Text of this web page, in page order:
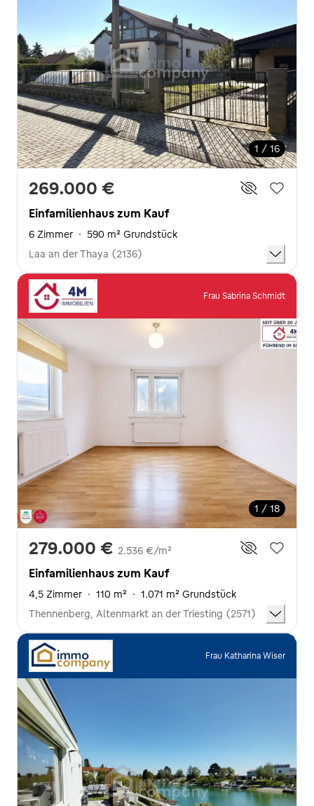
1 / 16
269.000 €
Einfamilienhaus zum Kauf
6 Zimmer · 590 m² Grundstück
Laa an der Thaya (2136)
Frau Sabrina Schmidt
1 / 18
279.000 € 2.536 €/m²
Einfamilienhaus zum Kauf
4,5 Zimmer · 110 m² · 1.071 m² Grundstück
Thennenberg, Altenmarkt an der Triesting (2571)
Frau Katharina Wiser